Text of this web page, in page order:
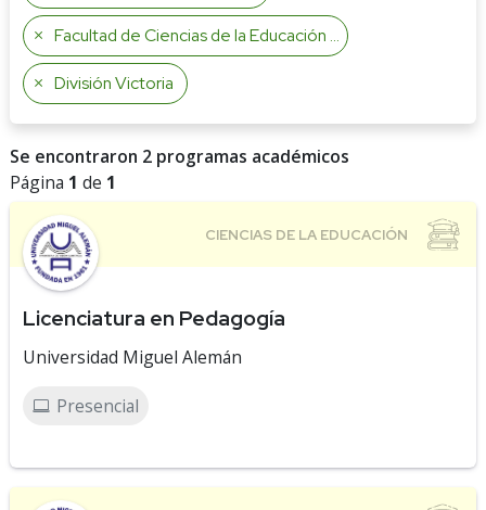
Facultad de Ciencias de la Educación y la Conducta
División Victoria
Se encontraron 2 programas académicos
Página 1 de 1
Licenciatura en Pedagogía
Universidad Miguel Alemán
Presencial